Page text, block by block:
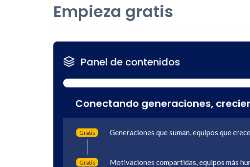
Empieza gratis
Panel de contenidos
Conectando generaciones,
Gratis Generaciones que suman, equipos que
Gratis Motivaciones compartidas, equipos más